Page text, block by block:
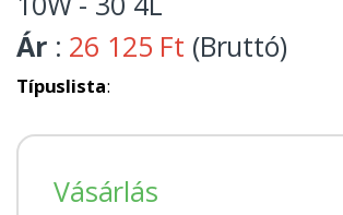
Ár : 26 125 Ft (Bruttó)
Típuslista:
Vásárlás